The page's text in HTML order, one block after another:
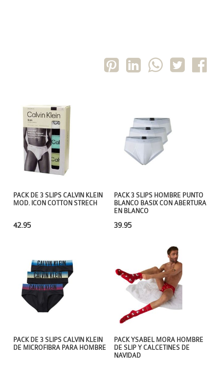
PACK 3 SLIPS HOMBRE PUNTO
BLANCO BASIX CON ABERTURA
EN BLANCO
39.95
PACK DE 3 SLIPS CALVIN KLEIN
MOD. ICON COTTON STRECH
42.95
PACK YSABEL MORA HOMBRE
DE SLIP Y CALCETINES DE
NAVIDAD
PACK DE 3 SLIPS CALVIN KLEIN
DE MICROFIBRA PARA HOMBRE